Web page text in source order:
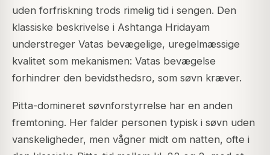
uden forfriskning trods rimelig tid i sengen. Den
klassiske beskrivelse i Ashtanga Hridayam
understreger Vatas bevægelige, uregelmæssige
kvalitet som mekanismen: Vatas bevægelse
forhindrer den bevidsthedsro, som søvn kræver.
Pitta-domineret søvnforstyrrelse har en anden
fremtoning. Her falder personen typisk i søvn uden
vanskeligheder, men vågner midt om natten, ofte i